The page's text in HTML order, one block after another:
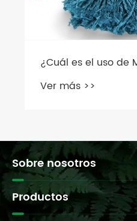
Sobre nosotros
Productos